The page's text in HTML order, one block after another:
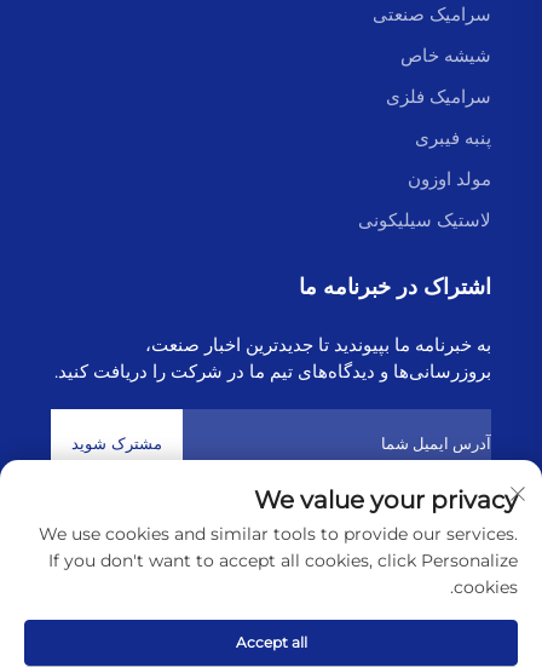
سرامیک صنعتی
شیشه خاص
سرامیک فلزی
پنبه فیبری
مولد اوزون
لاستیک سیلیکونی
اشتراک در خبرنامه ما
به خبرنامه ما بپیوندید تا جدیدترین اخبار صنعت،
بروزرسانی‌ها و دیدگاه‌های تیم ما در شرکت را دریافت کنید.
مشترک شوید
حق تکثیر © 2025 توسط شرکت فناوری هایبورن لیانیونگانگ
سیاست
حفظ حریم خصوصی
We value your privacy
We use cookies and similar tools to provide our services.
If you don't want to accept all cookies, click Personalize
cookies.
Accept all